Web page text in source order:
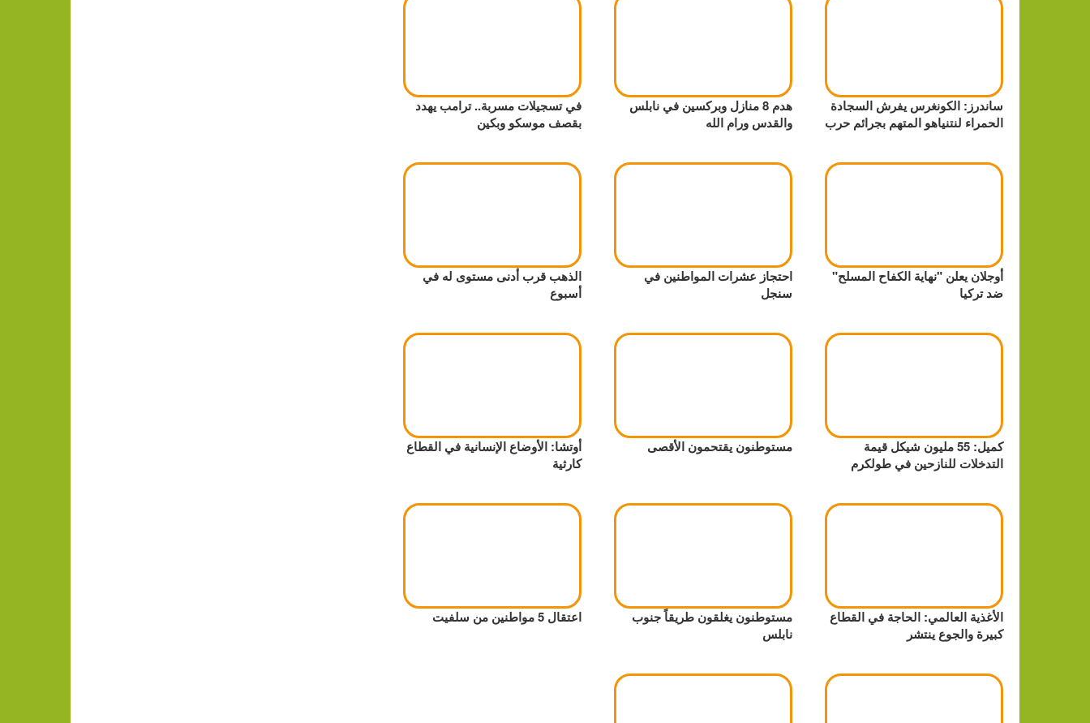
ساندرز: الكونغرس يفرش السجادة
الحمراء لنتنياهو المتهم بجرائم حرب
هدم 8 منازل وبركسين في نابلس
والقدس ورام الله
في تسجيلات مسربة.. ترامب يهدد
بقصف موسكو وبكين
أوجلان يعلن "نهاية الكفاح المسلح"
ضد تركيا
احتجاز عشرات المواطنين في
سنجل
الذهب قرب أدنى مستوى له في
أسبوع
كميل: 55 مليون شيكل قيمة
التدخلات للنازحين في طولكرم
مستوطنون يقتحمون الأقصى
أوتشا: الأوضاع الإنسانية في القطاع
كارثية
الأغذية العالمي: الحاجة في القطاع
كبيرة والجوع ينتشر
مستوطنون يغلقون طريقاً جنوب
نابلس
اعتقال 5 مواطنين من سلفيت